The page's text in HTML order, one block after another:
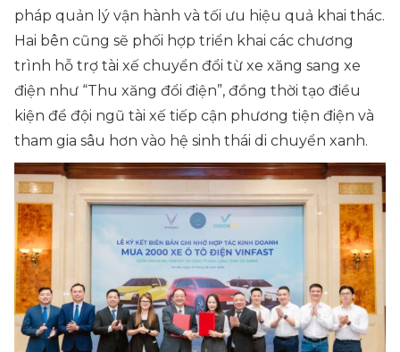
pháp quản lý vận hành và tối ưu hiệu quả khai thác.
Hai bên cũng sẽ phối hợp triển khai các chương
trình hỗ trợ tài xế chuyển đổi từ xe xăng sang xe
điện như “Thu xăng đổi điện”, đồng thời tạo điều
kiện để đội ngũ tài xế tiếp cận phương tiện điện và
tham gia sâu hơn vào hệ sinh thái di chuyển xanh.